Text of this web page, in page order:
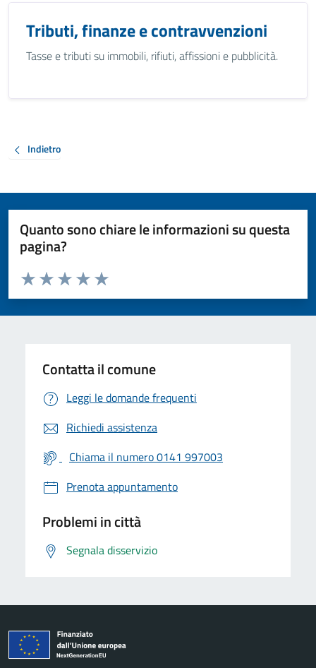
Tributi, finanze e contravvenzioni
Tasse e tributi su immobili, rifiuti, affissioni e pubblicità.
Indietro
Quanto sono chiare le informazioni su questa
pagina?
Valuta da 1 a 5 stelle la pagina
Valuta 5 stelle su 5
Valuta 4 stelle su 5
Valuta 3 stelle su 5
Valuta 2 stelle su 5
Valuta 1 stelle su 5
Contatta il comune
Leggi le domande frequenti
Richiedi assistenza
Chiama il numero 0141 997003
Prenota appuntamento
Problemi in città
Segnala disservizio